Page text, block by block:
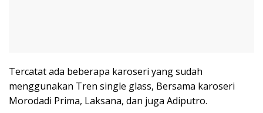
Tercatat ada beberapa karoseri yang sudah
menggunakan Tren single glass, Bersama karoseri
Morodadi Prima, Laksana, dan juga Adiputro.